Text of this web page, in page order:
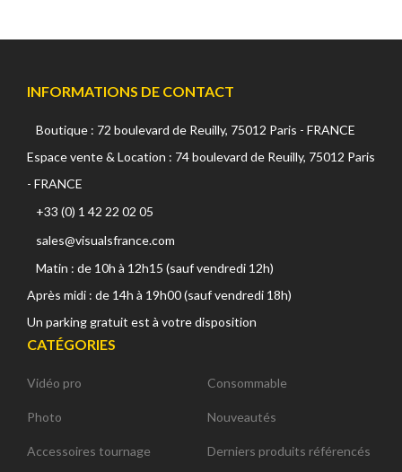
INFORMATIONS DE CONTACT
Boutique : 72 boulevard de Reuilly, 75012 Paris - FRANCE
Espace vente & Location : 74 boulevard de Reuilly, 75012 Paris
- FRANCE
+33 (0) 1 42 22 02 05
sales@visualsfrance.com
Matin : de 10h à 12h15 (sauf vendredi 12h)
Après midi : de 14h à 19h00 (sauf vendredi 18h)
Un parking gratuit est à votre disposition
CATÉGORIES
Vidéo pro
Photo
Accessoires tournage
Consommable
Nouveautés
Derniers produits référencés